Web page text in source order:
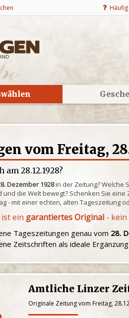
vom Freitag,
am 28.12.1928?
Dezember 1928in der Zeitung? Welche
und die Welt bewegt? Schenken Sie
- mit einer echten, alten Tageszeitung
ein garantiertes Original - kein
Tageszeitungen genau vom 28.
Zeitschriften als ideale
Amtliche Linzer
Originale Zeitung vom Freitag,